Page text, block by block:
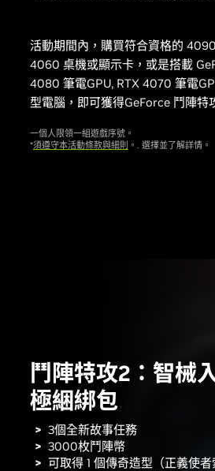
活動期間內，購買符合資格的
4060 桌機或顯示卡，或是搭載
4080 筆電GPU, RTX 4070 筆電
型電腦，即可獲得GeForce 鬥陣特
一個人限領一組遊戲序號。
*須遵守本活動條款與細則 。. 選擇並了解詳情。
鬥陣特攻2：智械
極綑綁包
3個全新故事任務
3000枚鬥陣幣
可取得 1 個傳奇造型（正義使者